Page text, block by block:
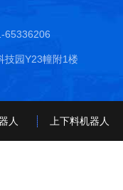
65336206
技园Y23幢附1楼
人 上下料机器人